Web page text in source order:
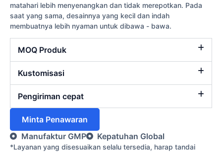
matahari lebih menyenangkan dan tidak merepotkan. Pada
saat yang sama, desainnya yang kecil dan indah
membuatnya lebih nyaman untuk dibawa - bawa.
MOQ Produk
Kustomisasi
Pengiriman cepat
Minta Penawaran
Manufaktur GMP
Kepatuhan Global
*Layanan yang disesuaikan selalu tersedia, harap tandai